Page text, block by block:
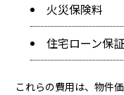
火災保険料
住宅ローン保
これらの費用は、物件